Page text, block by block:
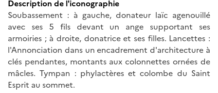
Description de l'iconographie
Soubassement : à gauche, donateur laïc agenouillé
avec ses 5 fils devant un ange supportant ses
armoiries ; à droite, donatrice et ses filles. Lancettes :
l'Annonciation dans un encadrement d'architecture à
clés pendantes, montants aux colonnettes ornées de
mâcles. Tympan : phylactères et colombe du Saint
Esprit au sommet.